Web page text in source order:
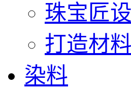
珠宝匠
打造材料
染料